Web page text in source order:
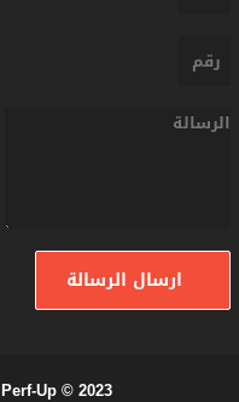
ارسال الرسالة
Perf-Up © 2023 جميع الحقوق محفوظة